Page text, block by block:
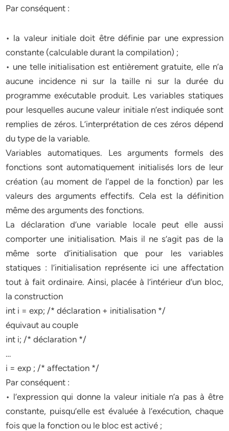
Par conséquent :
• la valeur initiale doit être définie par une expression
constante (calculable durant la compilation) ;
• une telle initialisation est entièrement gratuite, elle n’a
aucune incidence ni sur la taille ni sur la durée du
programme exécutable produit. Les variables statiques
pour lesquelles aucune valeur initiale n’est indiquée sont
remplies de zéros. L’interprétation de ces zéros dépend
du type de la variable.
Variables automatiques. Les arguments formels des
fonctions sont automatiquement initialisés lors de leur
création (au moment de l’appel de la fonction) par les
valeurs des arguments effectifs. Cela est la définition
même des arguments des fonctions.
La déclaration d’une variable locale peut elle aussi
comporter une initialisation. Mais il ne s’agit pas de la
même sorte d’initialisation que pour les variables
statiques : l’initialisation représente ici une affectation
tout à fait ordinaire. Ainsi, placée à l’intérieur d’un bloc,
la construction
int i = exp; /* déclaration + initialisation */
équivaut au couple
int i; /* déclaration */
…
i = exp ; /* affectation */
Par conséquent :
• l’expression qui donne la valeur initiale n’a pas à être
constante, puisqu’elle est évaluée à l’exécution, chaque
fois que la fonction ou le bloc est activé ;